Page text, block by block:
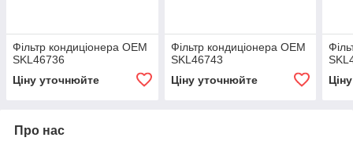
Фільтр кондиціонера OEM
SKL46736
Ціну уточнюйте
Фільтр кондиціонера OEM
SKL46743
Ціну уточнюйте
Про нас